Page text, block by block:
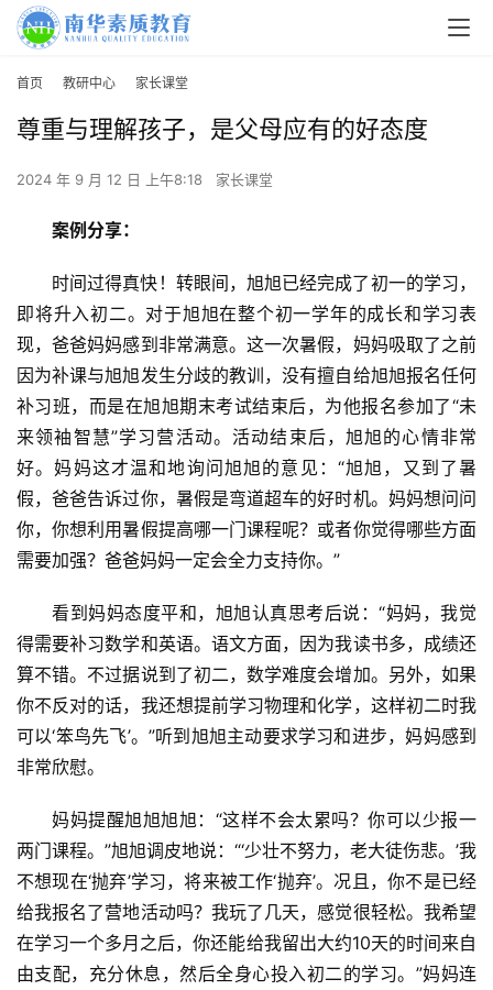
首页 教研中心 家长课堂
尊重与理解孩子，是父母应有的好态度
2024 年 9 月 12 日 上午8:18 家长课堂
案例分享：
时间过得真快！转眼间，旭旭已经完成了初一的学习，
即将升入初二。对于旭旭在整个初一学年的成长和学习表
现，爸爸妈妈感到非常满意。这一次暑假，妈妈吸取了之前
因为补课与旭旭发生分歧的教训，没有擅自给旭旭报名任何
补习班，而是在旭旭期末考试结束后，为他报名参加了“未
来领袖智慧”学习营活动。活动结束后，旭旭的心情非常
好。妈妈这才温和地询问旭旭的意见：“旭旭，又到了暑
假，爸爸告诉过你，暑假是弯道超车的好时机。妈妈想问问
你，你想利用暑假提高哪一门课程呢？或者你觉得哪些方面
需要加强？爸爸妈妈一定会全力支持你。”
看到妈妈态度平和，旭旭认真思考后说：“妈妈，我觉
得需要补习数学和英语。语文方面，因为我读书多，成绩还
算不错。不过据说到了初二，数学难度会增加。另外，如果
你不反对的话，我还想提前学习物理和化学，这样初二时我
可以‘笨鸟先飞’。”听到旭旭主动要求学习和进步，妈妈感到
非常欣慰。
妈妈提醒旭旭旭旭：“这样不会太累吗？你可以少报一
两门课程。”旭旭调皮地说：“‘少壮不努力，老大徒伤悲。’我
不想现在‘抛弃’学习，将来被工作‘抛弃’。况且，你不是已经
给我报名了营地活动吗？我玩了几天，感觉很轻松。我希望
在学习一个多月之后，你还能给我留出大约10天的时间来自
由支配，充分休息，然后全身心投入初二的学习。”妈妈连